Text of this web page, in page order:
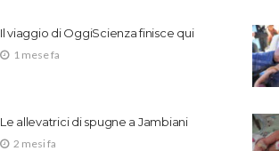
Il viaggio di OggiScienza finisce qui
1 mese fa
Le allevatrici di spugne a Jambiani
2 mesi fa